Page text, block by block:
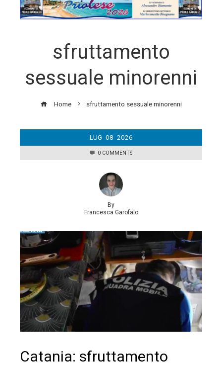
sfruttamento
sessuale minorenni
Home sfruttamento sessuale minorenni
LUG 08 2026
0 COMMENTS
By
Francesca Garofalo
Catania: sfruttamento